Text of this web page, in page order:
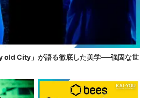
old City」が語る徹底した美学──強固な世